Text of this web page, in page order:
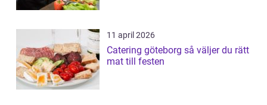
11 april 2026
Catering göteborg så väljer du rätt
mat till festen